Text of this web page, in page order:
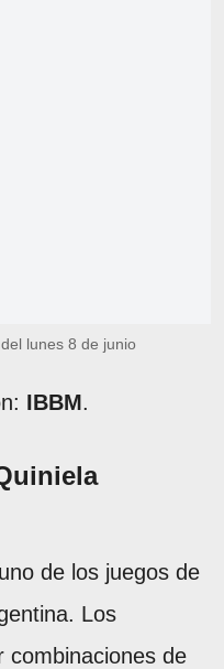
lunes 8 de junio
IBBM.
de los juegos de
Los
combinaciones de